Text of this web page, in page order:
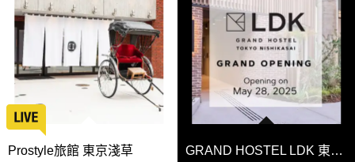
Prostyle旅館 東京淺草 GRAND HOSTEL LDK 東京西葛西